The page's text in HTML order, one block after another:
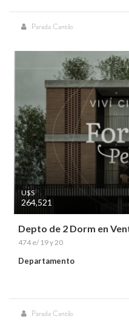
Parada Cantilo
U$S
264,521
Depto de 2 Dorm en
474 e/ 19 y 20
Departamento
Parada Cantilo